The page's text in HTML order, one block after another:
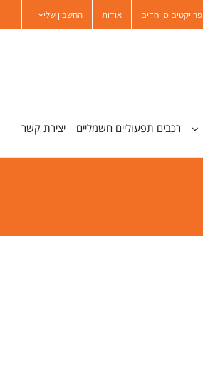
פרויקטים מיוחדים אודות החשבון שלי
רכבים תפעוליים חשמליים יצירת קשר